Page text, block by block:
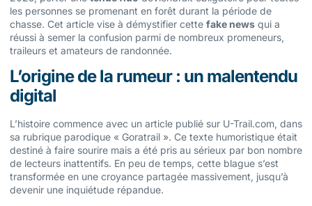
les personnes se promenant en forêt durant la période de
chasse. Cet article vise à démystifier cette fake news qui a
réussi à semer la confusion parmi de nombreux promeneurs,
traileurs et amateurs de randonnée.
L’origine de la rumeur : un malentendu
digital
L’histoire commence avec un article publié sur U-Trail.com, dans
sa rubrique parodique « Goratrail ». Ce texte humoristique était
destiné à faire sourire mais a été pris au sérieux par bon nombre
de lecteurs inattentifs. En peu de temps, cette blague s’est
transformée en une croyance partagée massivement, jusqu’à
devenir une inquiétude répandue.